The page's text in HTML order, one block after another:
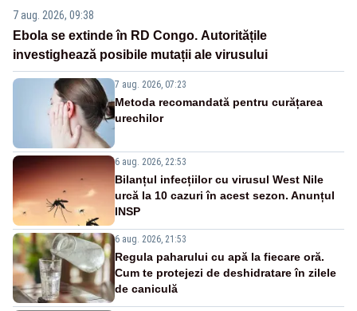
7 aug. 2026, 09:38
Ebola se extinde în RD Congo. Autoritățile
investighează posibile mutații ale virusului
7 aug. 2026, 07:23
Metoda recomandată pentru curățarea
urechilor
6 aug. 2026, 22:53
Bilanțul infecțiilor cu virusul West Nile
urcă la 10 cazuri în acest sezon. Anunțul
INSP
6 aug. 2026, 21:53
Regula paharului cu apă la fiecare oră.
Cum te protejezi de deshidratare în zilele
de caniculă